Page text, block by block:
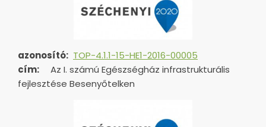
azonosító: TOP-4.1.1-15-HE1-2016-00005
cím:
Az I. számú Egészségház infrastrukturális
fejlesztése Besenyőtelken